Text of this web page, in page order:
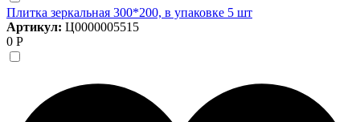
Плитка зеркальная 300*200, в упаковке 5 шт
Артикул: Ц0000005515
0 Р